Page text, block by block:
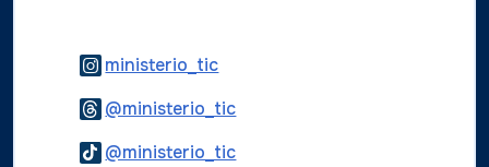
ministerio_ticLogo Instagram
@ministerio_ticLogo Threads
@ministerio_ticLogo Tiktok